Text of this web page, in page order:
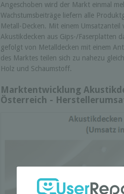
Angeschoben wird der Markt einmal
Wachstumsbeiträge liefern alle
Metall-Decken. Mit einem
Akustikdecken aus Gips-/Faserplatten
gefolgt von Metalldecken mit einem
des Marktes teilen sich zu nahezu
Holz und Schaumstoff.
Marktentwicklung
Österreich -